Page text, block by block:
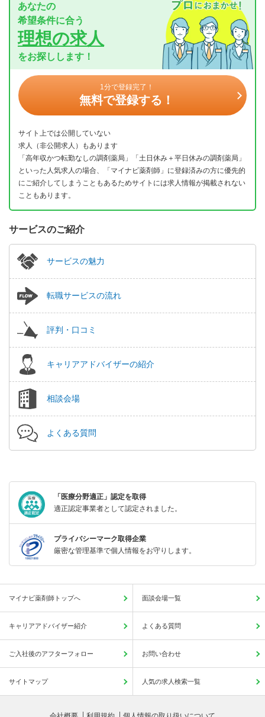
あなたの
希望条件に合う
理想の求人
をお探しします！
1分で登録完了！
無料で登録する！
サイト上では公開していない
求人（非公開求人）もあります
「高年収かつ転勤なしの調剤薬局」「土日休み＋平日休みの調剤薬局」
といった人気求人の場合、「マイナビ薬剤師」に登録済みの方に優先的
にご紹介してしまうこともあるためサイトには求人情報が掲載されない
こともあります。
サービスのご紹介
サービスの魅力
転職サービスの流れ
評判・口コミ
キャリアアドバイザーの紹介
相談会場
よくある質問
「医療分野適正」認定を取得
適正認定事業者として認定されました。
プライバシーマーク取得企業
厳密な管理基準で個人情報をお守りします。
マイナビ薬剤師トップへ 面談会場一覧
キャリアアドバイザー紹介 よくある質問
ご入社後のアフターフォロー お問い合わせ
サイトマップ 人気の求人検索一覧